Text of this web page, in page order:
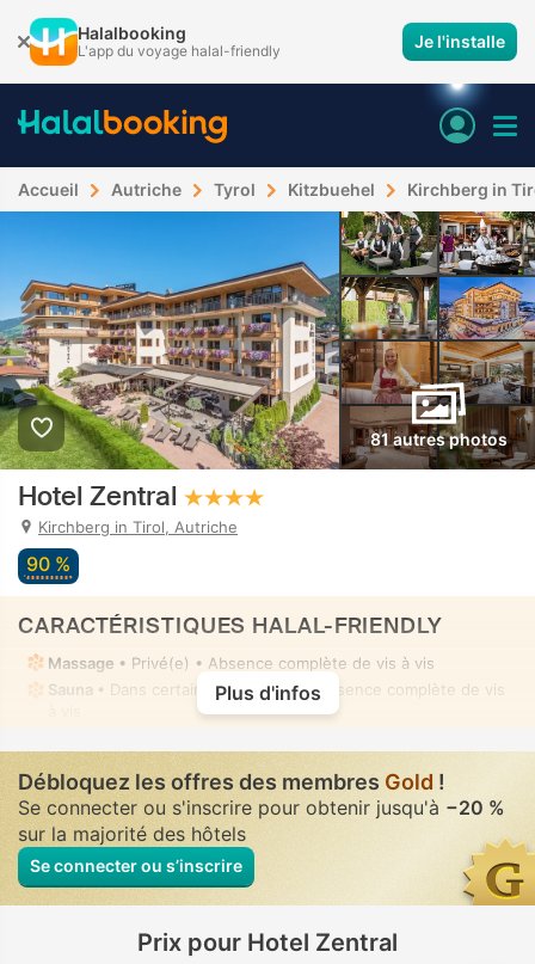
Halalbooking
L'app du voyage halal-friendly Je l'installe
Accueil Autriche Tyrol Kitzbuehel Kirchberg in
81 autres photos
Hotel Zentral
Kirchberg in Tirol, Autriche
90 %
CARACTÉRISTIQUES HALAL-FRIENDLY
Massage • Privé(e) • Absence complète de vis à vis
Sauna • Dans certaines chambres • Absence complète de vis
Plus d'infos
Débloquez les offres des membres Gold !
Se connecter ou s'inscrire pour obtenir jusqu'à −20 %
sur la majorité des hôtels
Se connecter ou s’inscrire
Prix pour Hotel Zentral